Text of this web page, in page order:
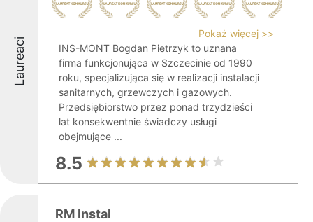
Laureaci
Pokaż więcej >>
INS-MONT Bogdan Pietrzyk to uznana
firma funkcjonująca w Szczecinie od 1990
roku, specjalizująca się w realizacji instalacji
sanitarnych, grzewczych i gazowych.
Przedsiębiorstwo przez ponad trzydzieści
lat konsekwentnie świadczy usługi
obejmujące ...
8.5
RM Instal